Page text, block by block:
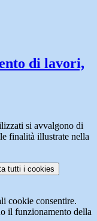
di lavori,
si avvalgono di
finalità illustrate nella
tutti i cookies
cookie consentire.
il funzionamento della